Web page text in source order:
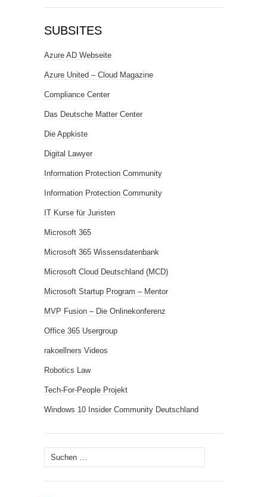
SUBSITES
Azure AD Webseite
Azure United – Cloud Magazine
Compliance Center
Das Deutsche Matter Center
Die Appkiste
Digital Lawyer
Information Protection Community
Information Protection Community
IT Kurse für Juristen
Microsoft 365
Microsoft 365 Wissensdatenbank
Microsoft Cloud Deutschland (MCD)
Microsoft Startup Program – Mentor
MVP Fusion – Die Onlinekonferenz
Office 365 Usergroup
rakoellners Videos
Robotics Law
Tech-For-People Projekt
Windows 10 Insider Community Deutschland
Suchen
nach: